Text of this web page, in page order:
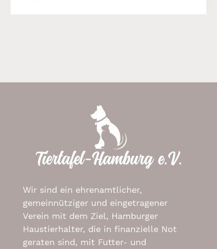
Wir sind ein ehrenamtlicher,
gemeinnütziger und eingetragener
Verein mit dem Ziel, Hamburger
Haustierhalter, die in finanzielle Not
geraten sind, mit Futter- und